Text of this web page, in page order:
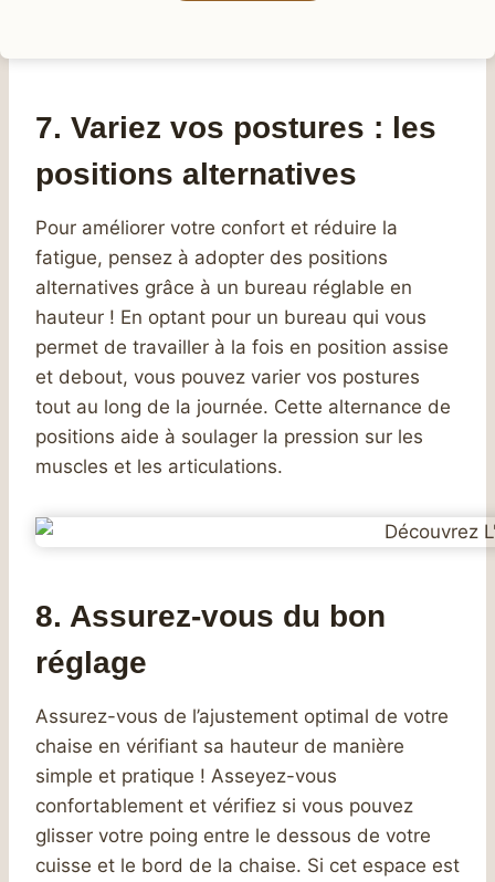
7. Variez vos postures : les
positions alternatives
Pour améliorer votre confort et réduire la
fatigue, pensez à adopter des positions
alternatives grâce à un bureau réglable en
hauteur ! En optant pour un bureau qui vous
permet de travailler à la fois en position assise
et debout, vous pouvez varier vos postures
tout au long de la journée. Cette alternance de
positions aide à soulager la pression sur les
muscles et les articulations.
8. Assurez-vous du bon
réglage
Assurez-vous de l’ajustement optimal de votre
chaise en vérifiant sa hauteur de manière
simple et pratique ! Asseyez-vous
confortablement et vérifiez si vous pouvez
glisser votre poing entre le dessous de votre
cuisse et le bord de la chaise. Si cet espace est